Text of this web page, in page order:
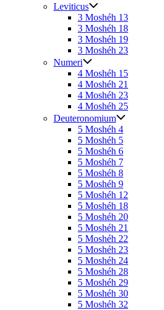
Leviticus
3 Moshéh 13
3 Moshéh 18
3 Moshéh 19
3 Moshéh 23
Numeri
4 Moshéh 15
4 Moshéh 21
4 Moshéh 23
4 Moshéh 25
Deuteronomium
5 Moshéh 4
5 Moshéh 5
5 Moshéh 6
5 Moshéh 7
5 Moshéh 8
5 Moshéh 9
5 Moshéh 12
5 Moshéh 18
5 Moshéh 20
5 Moshéh 21
5 Moshéh 22
5 Moshéh 23
5 Moshéh 24
5 Moshéh 28
5 Moshéh 29
5 Moshéh 30
5 Moshéh 32